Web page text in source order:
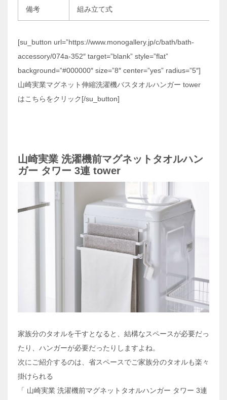
備考 組み立て式
[su_button url=”https://www.monogallery.jp/c/bath/bath-
accessory/074a-352″ target=”blank” style=”flat”
background=”#000000″ size=”8″ center=”yes” radius=”5″]
山崎実業マグネット伸縮洗濯機バスタオルハンガー tower
はこちらをクリック[/su_button]
山崎実業 洗濯機前マグネットタオルハン
ガー タワー 3連 tower
家族分のタオルを干すとなると、結構なスペースが必要だっ
たり、ハンガーが必要だったりしますよね。
次にご紹介するのは、省スペースでご家族分のタオルも楽々
掛けられる
「 山崎実業 洗濯機前マグネットタオルハンガー タワー 3連